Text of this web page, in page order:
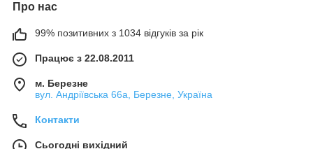
Про нас
99% позитивних з 1034 відгуків за рік
Працює з 22.08.2011
м. Березне
вул. Андріївська 66а, Березне, Україна
Контакти
Сьогодні вихідний